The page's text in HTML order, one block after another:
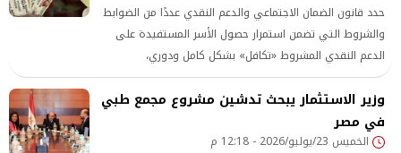
حدد قانون الضمان الاجتماعي والدعم النقدي عددًا من الضوابط
والشروط التي تضمن استمرار حصول الأسر المستفيدة على
الدعم النقدي المشروط «تكافل» بشكل كامل ودوري،
وزير الاستثمار يبحث تدشين مشروع مجمع طبي
في مصر
الخميس 23/يوليو/2026 - 12:18 م